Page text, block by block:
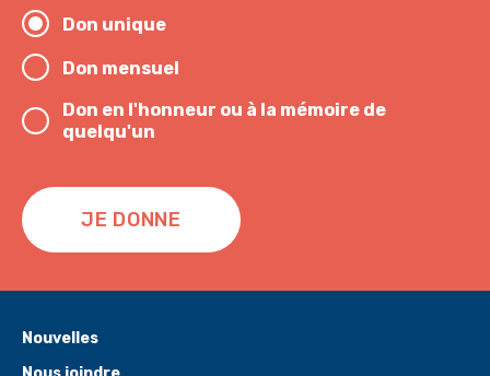
Don unique
Don mensuel
Don en l'honneur ou à la mémoire de
quelqu'un
JE DONNE
Nouvelles